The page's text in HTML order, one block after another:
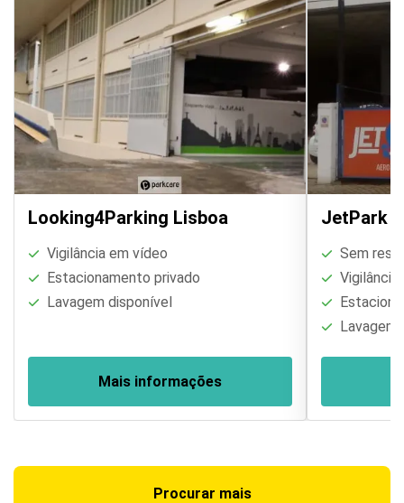
Looking4Parking Lisboa
Vigilância em vídeo
Estacionamento privado
Lavagem disponível
Mais informações
JetPark
Sem
Lavagem
Procurar mais